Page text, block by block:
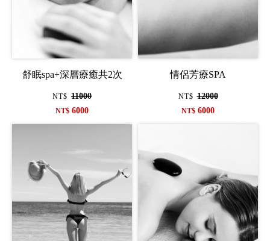
舒眠spa+深層療癒共2次
NT$ 11000
NT$ 6000
情侶芳療SPA
NT$ 12000
NT$ 6000